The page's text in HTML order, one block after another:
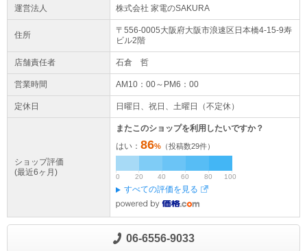
運営法人 株式会社 家電のSAKURA
住所 〒556-0005大阪府大阪市浪速区 日本橋4-15-9寿
ビル2階
店舗責任者 石倉 哲
営業時間 AM10：00～PM6：00
定休日 日曜日、祝日、土曜日（不定休）
ショップ評価
(最近6ヶ月)
またこのショップを利用したいですか？
はい： 86% （投稿数29件）
0 20 40 60 80 100
すべての評価を見る
06-6556-9033